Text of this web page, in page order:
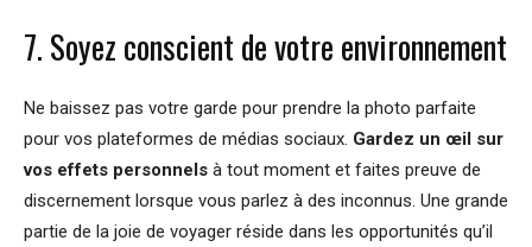
7. Soyez conscient de votre environnement
Ne baissez pas votre garde pour prendre la photo parfaite
pour vos plateformes de médias sociaux. Gardez un œil sur
vos effets personnels à tout moment et faites preuve de
discernement lorsque vous parlez à des inconnus. Une grande
partie de la joie de voyager réside dans les opportunités qu’il